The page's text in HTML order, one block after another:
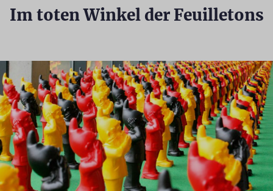
Im toten Winkel der Feuilletons